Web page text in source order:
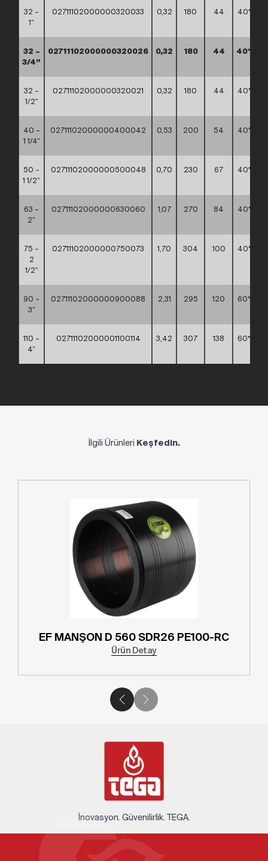
32 –
1”
02711102000000320033 0,32 180 44
32 –
3/4”
02711102000000320026 0,32 180 44
32 –
1/2”
02711102000000320021 0,32 180 44
40 –
1 1/4”
02711102000000400042 0,53 200 54
50 –
1 1/2”
02711102000000500048 0,70 230 67
63 –
2”
02711102000000630060 1,07 270 84
75 –
2
1/2”
02711102000000750073 1,70 304 100
90 –
3”
02711102000000900088 2,31 295 120
110 –
4”
02711102000001100114 3,42 307 138
İlgili Ürünleri Keşfedin.
EF MANŞON D 560 SDR26 PE100-RC
Ürün Detay
İnovasyon. Güvenilirlik. TEGA.